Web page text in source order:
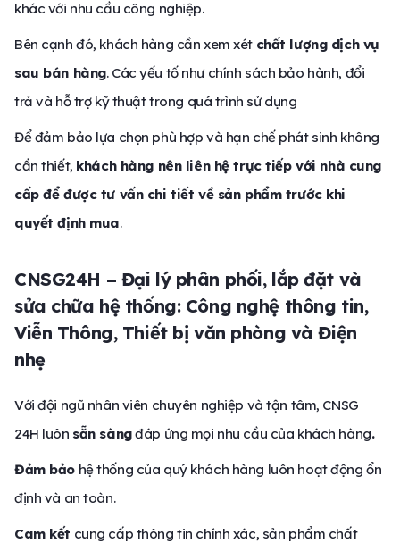
khác với nhu cầu công nghiệp.
Bên cạnh đó, khách hàng cần xem xét chất lượng dịch vụ
sau bán hàng. Các yếu tố như chính sách bảo hành, đổi
trả và hỗ trợ kỹ thuật trong quá trình sử dụng
Để đảm bảo lựa chọn phù hợp và hạn chế phát sinh không
cần thiết, khách hàng nên liên hệ trực tiếp với nhà cung
cấp để được tư vấn chi tiết về sản phẩm trước khi
quyết định mua.
CNSG24H – Đại lý phân phối, lắp đặt và
sửa chữa hệ thống: Công nghệ thông tin,
Viễn Thông, Thiết bị văn phòng và Điện
nhẹ
Với đội ngũ nhân viên chuyên nghiệp và tận tâm, CNSG
24H luôn sẵn sàngđáp ứng mọi nhu cầu của khách hàng.
Đảm bảo hệ thống của quý khách hàng luôn hoạt động ổn
định và an toàn.
Cam kết cung cấp thông tin chính xác, sản phẩm chất